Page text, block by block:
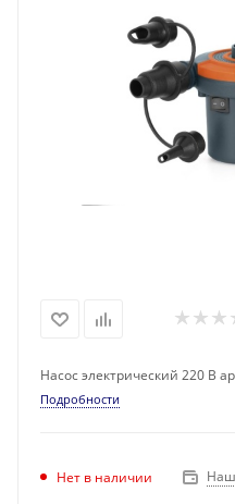
Насос электрический 220 В
Подробности
Нет в наличии